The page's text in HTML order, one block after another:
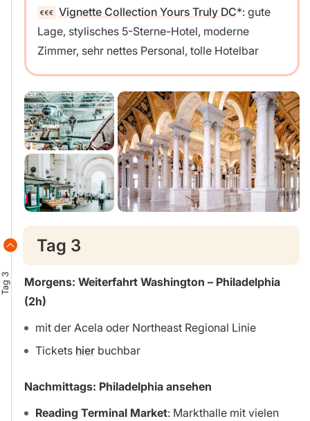
Vignette Collection Yours Truly DC : gute
Lage, stylisches 5-Sterne-Hotel, moderne
Zimmer, sehr nettes Personal, tolle Hotelbar
Tag 3
Tag 3
Morgens: Weiterfahrt Washington – Philadelphia
(2h)
mit der Acela oder Northeast Regional Linie
Tickets hierbuchbar
Nachmittags: Philadelphia ansehen
Reading Terminal Market: Markthalle mit vielen